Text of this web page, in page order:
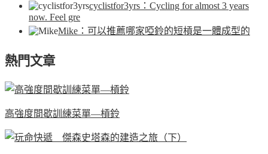
cyclistfor3yrs ：Cycling for almost 3 years
now. Feel gre
Mike ：可以推薦哪家啞鈴的短槓是一體成型的
熱門文章
高強度間歇訓練菜單—槓鈴